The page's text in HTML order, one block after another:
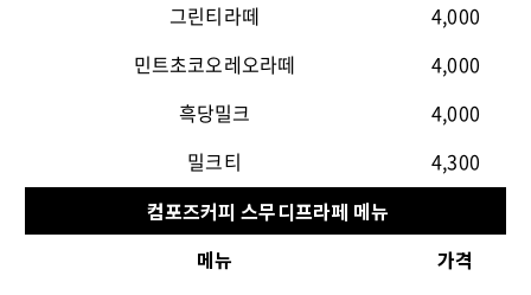
그린티라떼
4,000
민트초코오레오라떼
4,000
흑당밀크
4,000
밀크티
4,300
컴포즈커피 스무디프라페 메뉴
메뉴
가격